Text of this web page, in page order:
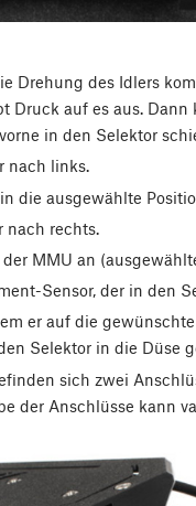
Drehung des Idlers
auf es aus. Dann
in den Selektor
nach links.
die ausgewählte
nach rechts.
MMU an
Sensor, der in den
er auf die
Selektor in die Düse
sich zwei
der Anschlüsse kann